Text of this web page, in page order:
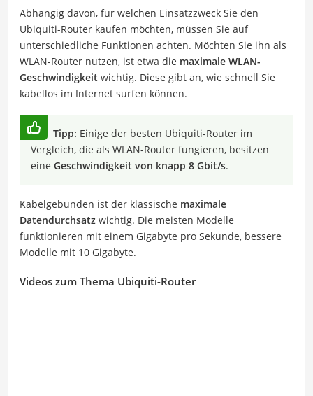
Abhängig davon, für welchen Einsatzzweck Sie den
Ubiquiti-Router kaufen möchten, müssen Sie auf
unterschiedliche Funktionen achten. Möchten Sie ihn als
WLAN-Router nutzen, ist etwa die maximale WLAN-
Geschwindigkeit wichtig. Diese gibt an, wie schnell Sie
kabellos im Internet surfen können.
Tipp: Einige der besten Ubiquiti-Router im
Vergleich, die als WLAN-Router fungieren, besitzen
eine Geschwindigkeit von knapp 8 Gbit/s.
Kabelgebunden ist der klassische maximale
Datendurchsatz wichtig. Die meisten Modelle
funktionieren mit einem Gigabyte pro Sekunde, bessere
Modelle mit 10 Gigabyte.
Videos zum Thema Ubiquiti-Router